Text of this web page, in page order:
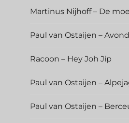
Martinus Nijhoff – De
Paul van Ostaijen –
Racoon – Hey Joh Jip
Paul van Ostaijen –
Paul van Ostaijen –